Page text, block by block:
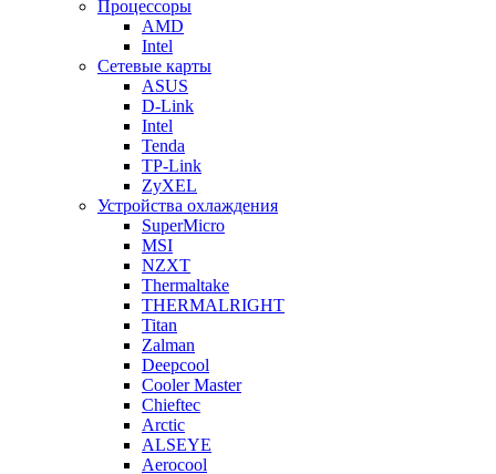
Процессоры
AMD
Intel
Сетевые карты
ASUS
D-Link
Intel
Tenda
TP-Link
ZyXEL
Устройства охлаждения
SuperMicro
MSI
NZXT
Thermaltake
THERMALRIGHT
Titan
Zalman
Deepcool
Cooler Master
Chieftec
Arctic
ALSEYE
Aerocool